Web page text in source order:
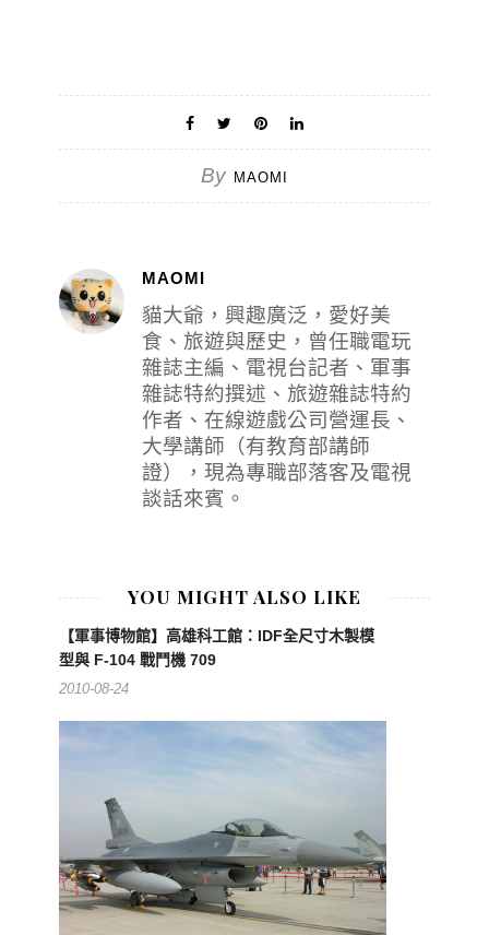
By MAOMI
MAOMI
貓大爺，興趣廣泛，愛好美
食、旅遊與歷史，曾任職電玩
雜誌主編、電視台記者、軍事
雜誌特約撰述、旅遊雜誌特約
作者、在線遊戲公司營運長、
大學講師（有教育部講師
證），現為專職部落客及電視
談話來賓。
YOU MIGHT ALSO LIKE
【軍事博物館】高雄科工館：IDF全尺寸木製模
型與 F-104 戰鬥機 709
2010-08-24